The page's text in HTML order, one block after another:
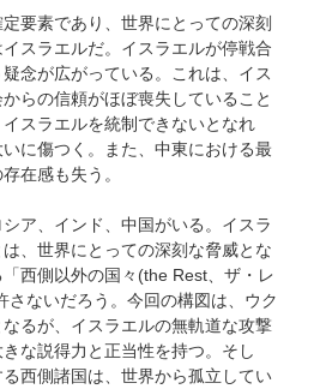
要素であり、世界にとっての深刻
スラエルだ。イスラエルが停戦合
念が広がっている。これは、イス
らの信頼がほぼ喪失していること
スラエルを統制できないとなれ
に傷つく。また、中東における最
在感も失う。
ア、インド、中国がいる。イスラ
、世界にとっての深刻な脅威とな
西側以外の国々(the Rest、ザ・レ
さないだろう。今回の構図は、ウク
るが、イスラエルの無軌道な攻撃
な説得力と正当性を持つ。そし
西側諸国は、世界から孤立してい